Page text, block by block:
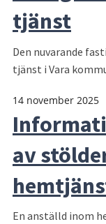
tjänst
Den nuvarande
tjänst i Vara
14 november 2025
av
En anställd inom